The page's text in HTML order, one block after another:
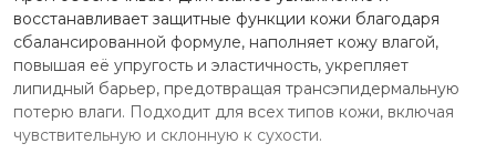
восстанавливает защитные функции кожи благодаря
сбалансированной формуле, наполняет кожу влагой,
повышая её упругость и эластичность, укрепляет
липидный барьер, предотвращая трансэпидермальную
потерю влаги. Подходит для всех типов кожи, включая
чувствительную и склонную к сухости.